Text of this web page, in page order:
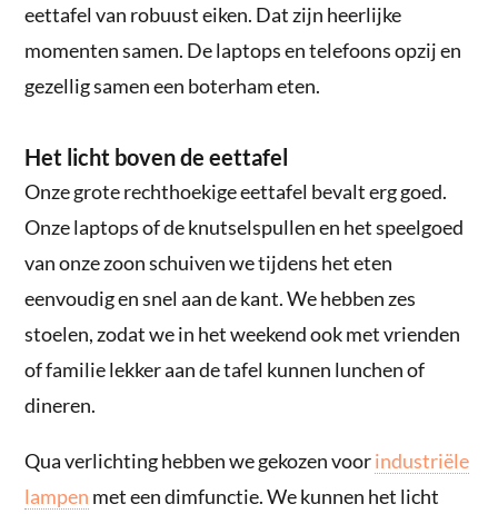
eettafel van robuust eiken. Dat zijn heerlijke
momenten samen. De laptops en telefoons opzij en
gezellig samen een boterham eten.
Het licht boven de eettafel
Onze grote rechthoekige eettafel bevalt erg goed.
Onze laptops of de knutselspullen en het speelgoed
van onze zoon schuiven we tijdens het eten
eenvoudig en snel aan de kant. We hebben zes
stoelen, zodat we in het weekend ook met vrienden
of familie lekker aan de tafel kunnen lunchen of
dineren.
Qua verlichting hebben we gekozen voorindustriële
lampen met een dimfunctie. We kunnen het licht